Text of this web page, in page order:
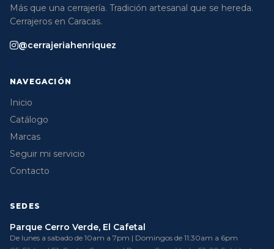
Más que una cerrajería. Tradición artesanal que se hereda.
Cerrajeros en Caracas.
@cerrajeriahenriquez
NAVEGACIÓN
Inicio
Catálogo
Marcas
Seguir mi servicio
Contacto
SEDES
Parque Cerro Verde, El Cafetal
De lunes a sabado de 10am a 7pm | Domingos de 11:30am a 6pm